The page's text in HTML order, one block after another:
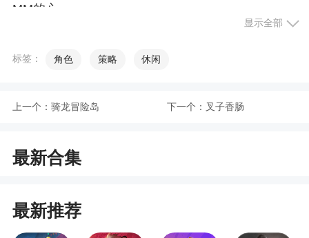
MM的心
爱发挥到爆点，以传统西游题材的为风格背景
难试炼，每一幕都给玩家眼球强烈视觉冲击
挑战副本boss，增加缘分值，任意布阵战将，升级
他们的装备和武器，奖励十分的丰富
显示全部
标签： 角色 策略 休闲
上一个： 骑龙冒险岛 下一个： 叉子香肠
最新合集
最新推荐